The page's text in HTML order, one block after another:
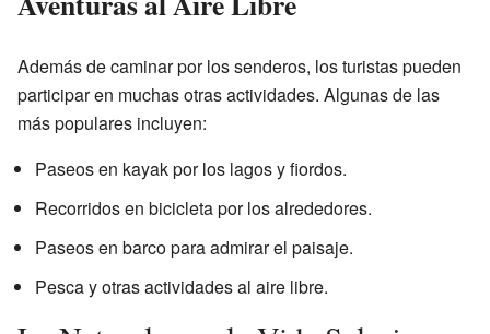
Además de caminar por los senderos, los turistas pueden
participar en muchas otras actividades. Algunas de las
más populares incluyen:
Paseos en kayak por los lagos y fiordos.
Recorridos en bicicleta por los alrededores.
Paseos en barco para admirar el paisaje.
Pesca y otras actividades al aire libre.